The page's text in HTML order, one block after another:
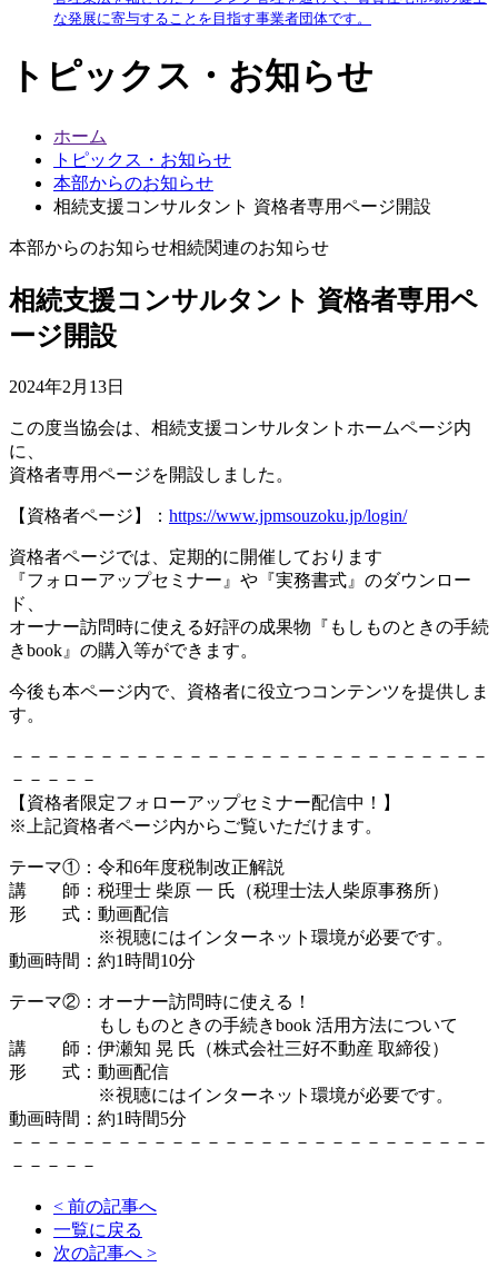
な発展に寄与することを目指す事業者団体です。
トピックス・お知らせ
ホーム
トピックス・お知らせ
本部からのお知らせ
相続支援コンサルタント 資格者専用ページ開設
本部からのお知らせ相続関連のお知らせ
相続支援コンサルタント 資格者専用ペ
ージ開設
2024年2月13日
この度当協会は、相続支援コンサルタントホームページ内
に、
資格者専用ページを開設しました。
【資格者ページ】： https://www.jpmsouzoku.jp/login/
資格者ページでは、定期的に開催しております
『フォローアップセミナー』や『実務書式』のダウンロー
ド、
オーナー訪問時に使える好評の成果物『もしものときの手続
きbook』の購入等ができます。
今後も本ページ内で、資格者に役立つコンテンツを提供しま
す。
－－－－－－－－－－－－－－－－－－－－－－－－－－－
－－－－－
【資格者限定フォローアップセミナー配信中！】
※上記資格者ページ内からご覧いただけます。
テーマ①：令和6年度税制改正解説
講 師：税理士 柴原 一 氏（税理士法人柴原事務所）
形 式：動画配信
※視聴にはインターネット環境が必要です。
動画時間：約1時間10分
テーマ②：オーナー訪問時に使える！
もしものときの手続きbook 活用方法について
講 師：伊瀬知 晃 氏（株式会社三好不動産 取締役）
形 式：動画配信
※視聴にはインターネット環境が必要です。
動画時間：約1時間5分
－－－－－－－－－－－－－－－－－－－－－－－－－－－
－－－－－
< 前の記事へ
一覧に戻る
次の記事へ >